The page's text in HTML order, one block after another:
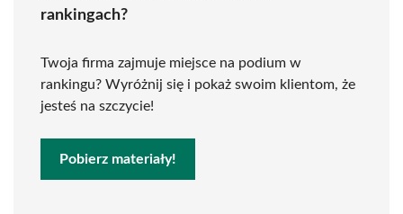
rankingach?
Twoja firma zajmuje miejsce na podium w
rankingu? Wyróżnij się i pokaż swoim klientom, że
jesteś na szczycie!
Pobierz materiały!